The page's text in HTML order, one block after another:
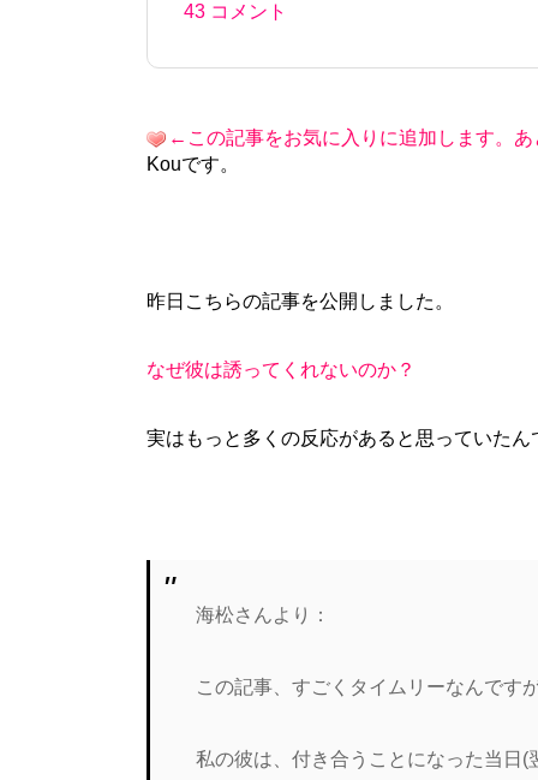
43 コメント
←この記事をお気に入りに追加します。
Kouです。
昨日こちらの記事を公開しました。
なぜ彼は誘ってくれないのか？
実はもっと多くの反応があると思っていた
海松さんより：
この記事、すごくタイムリーなんです
私の彼は、付き合うことになった当日(